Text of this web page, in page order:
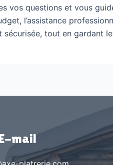
vos questions et vous
l’assistance
sécurisée, tout en gardant
mail